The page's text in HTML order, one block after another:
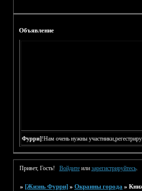
Объявление
Дата и время
по фуррям[Жизнь Фурри] !Нам очень нужны
Привет, Гость! Войдитеили зарегистрируйтесь.
» [Жизнь Фурри] » Окраины города »